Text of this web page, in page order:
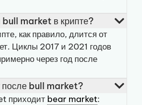
bull market в крипте?
как правило, длится от
Циклы 2017 и 2021 годов
через год после
после bull market?
приходит bear market: